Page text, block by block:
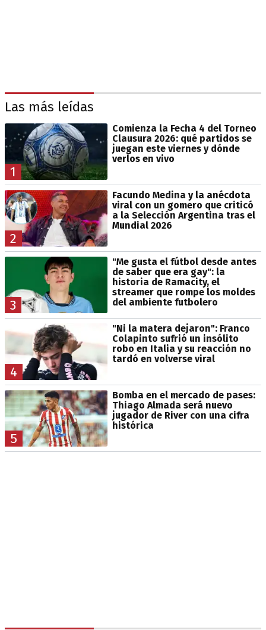
Las más leídas
1
Comienza la Fecha 4 del Torneo
Clausura 2026: qué partidos se
juegan este viernes y dónde
verlos en vivo
2
Facundo Medina y la anécdota
viral con un gomero que criticó
a la Selección Argentina tras el
Mundial 2026
3
"Me gusta el fútbol desde antes
de saber que era gay": la
historia de Ramacity, el
streamer que rompe los moldes
del ambiente futbolero
4
"Ni la matera dejaron": Franco
Colapinto sufrió un insólito
robo en Italia y su reacción no
tardó en volverse viral
5
Bomba en el mercado de pases:
Thiago Almada será nuevo
jugador de River con una cifra
histórica